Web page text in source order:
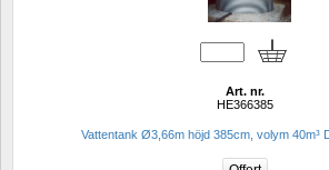
Art. nr.
HE366385
Vattentank Ø3,66m höjd 385cm, volym 40m³